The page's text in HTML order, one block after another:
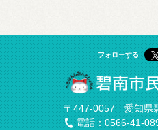
フォローする
〒447-0057 愛知県
電話：0566-41-